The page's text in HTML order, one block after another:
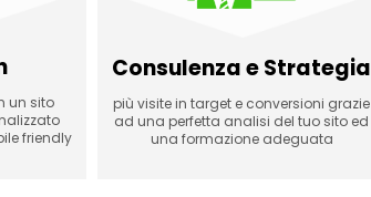
un sito
friendly
Consulenza e Strategia
più visite in target e conversioni grazie
ad una perfetta analisi del tuo sito ed
una formazione adeguata